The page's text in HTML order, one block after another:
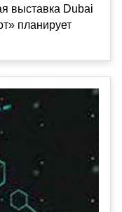
выставка Dubai
планирует